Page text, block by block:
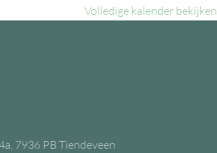
Volledige kalender bekijken
7936 PB Tiendeveen